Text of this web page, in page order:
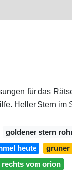
für das
Heller Stern im
goldener stern
heute
gruner
rechts vom orion